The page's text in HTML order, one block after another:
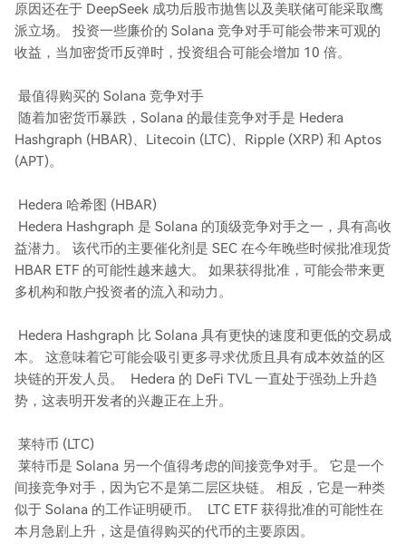
原因还在于 DeepSeek 成功后股市抛售以及美联储可能采取鹰
派立场。 投资一些廉价的 Solana 竞争对手可能会带来可观的
收益，当加密货币反弹时，投资组合可能会增加 10 倍。
最值得购买的 Solana 竞争对手
随着加密货币暴跌，Solana 的最佳竞争对手是 Hedera
Hashgraph (HBAR)、Litecoin (LTC)、Ripple (XRP) 和 Aptos
(APT)。
Hedera 哈希图 (HBAR)
Hedera Hashgraph 是 Solana 的顶级竞争对手之一，具有高收
益潜力。 该代币的主要催化剂是 SEC 在今年晚些时候批准现货
HBAR ETF 的可能性越来越大。 如果获得批准，可能会带来更
多机构和散户投资者的流入和动力。
Hedera Hashgraph 比 Solana 具有更快的速度和更低的交易成
本。 这意味着它可能会吸引更多寻求优质且具有成本效益的区
块链的开发人员。 Hedera 的 DeFi TVL 一直处于强劲上升趋
势，这表明开发者的兴趣正在上升。
莱特币 (LTC)
莱特币是 Solana 另一个值得考虑的间接竞争对手。 它是一个
间接竞争对手，因为它不是第二层区块链。 相反，它是一种类
似于 Solana 的工作证明硬币。 LTC ETF 获得批准的可能性在
本月急剧上升，这是值得购买的代币的主要原因。